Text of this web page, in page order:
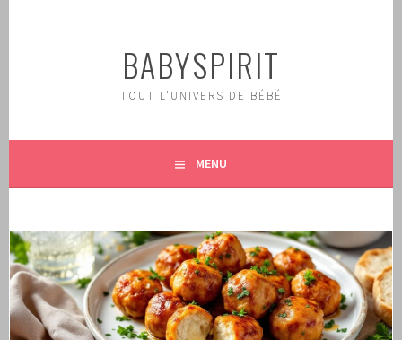
BABYSPIRIT
TOUT L'UNIVERS DE BÉBÉ
MENU